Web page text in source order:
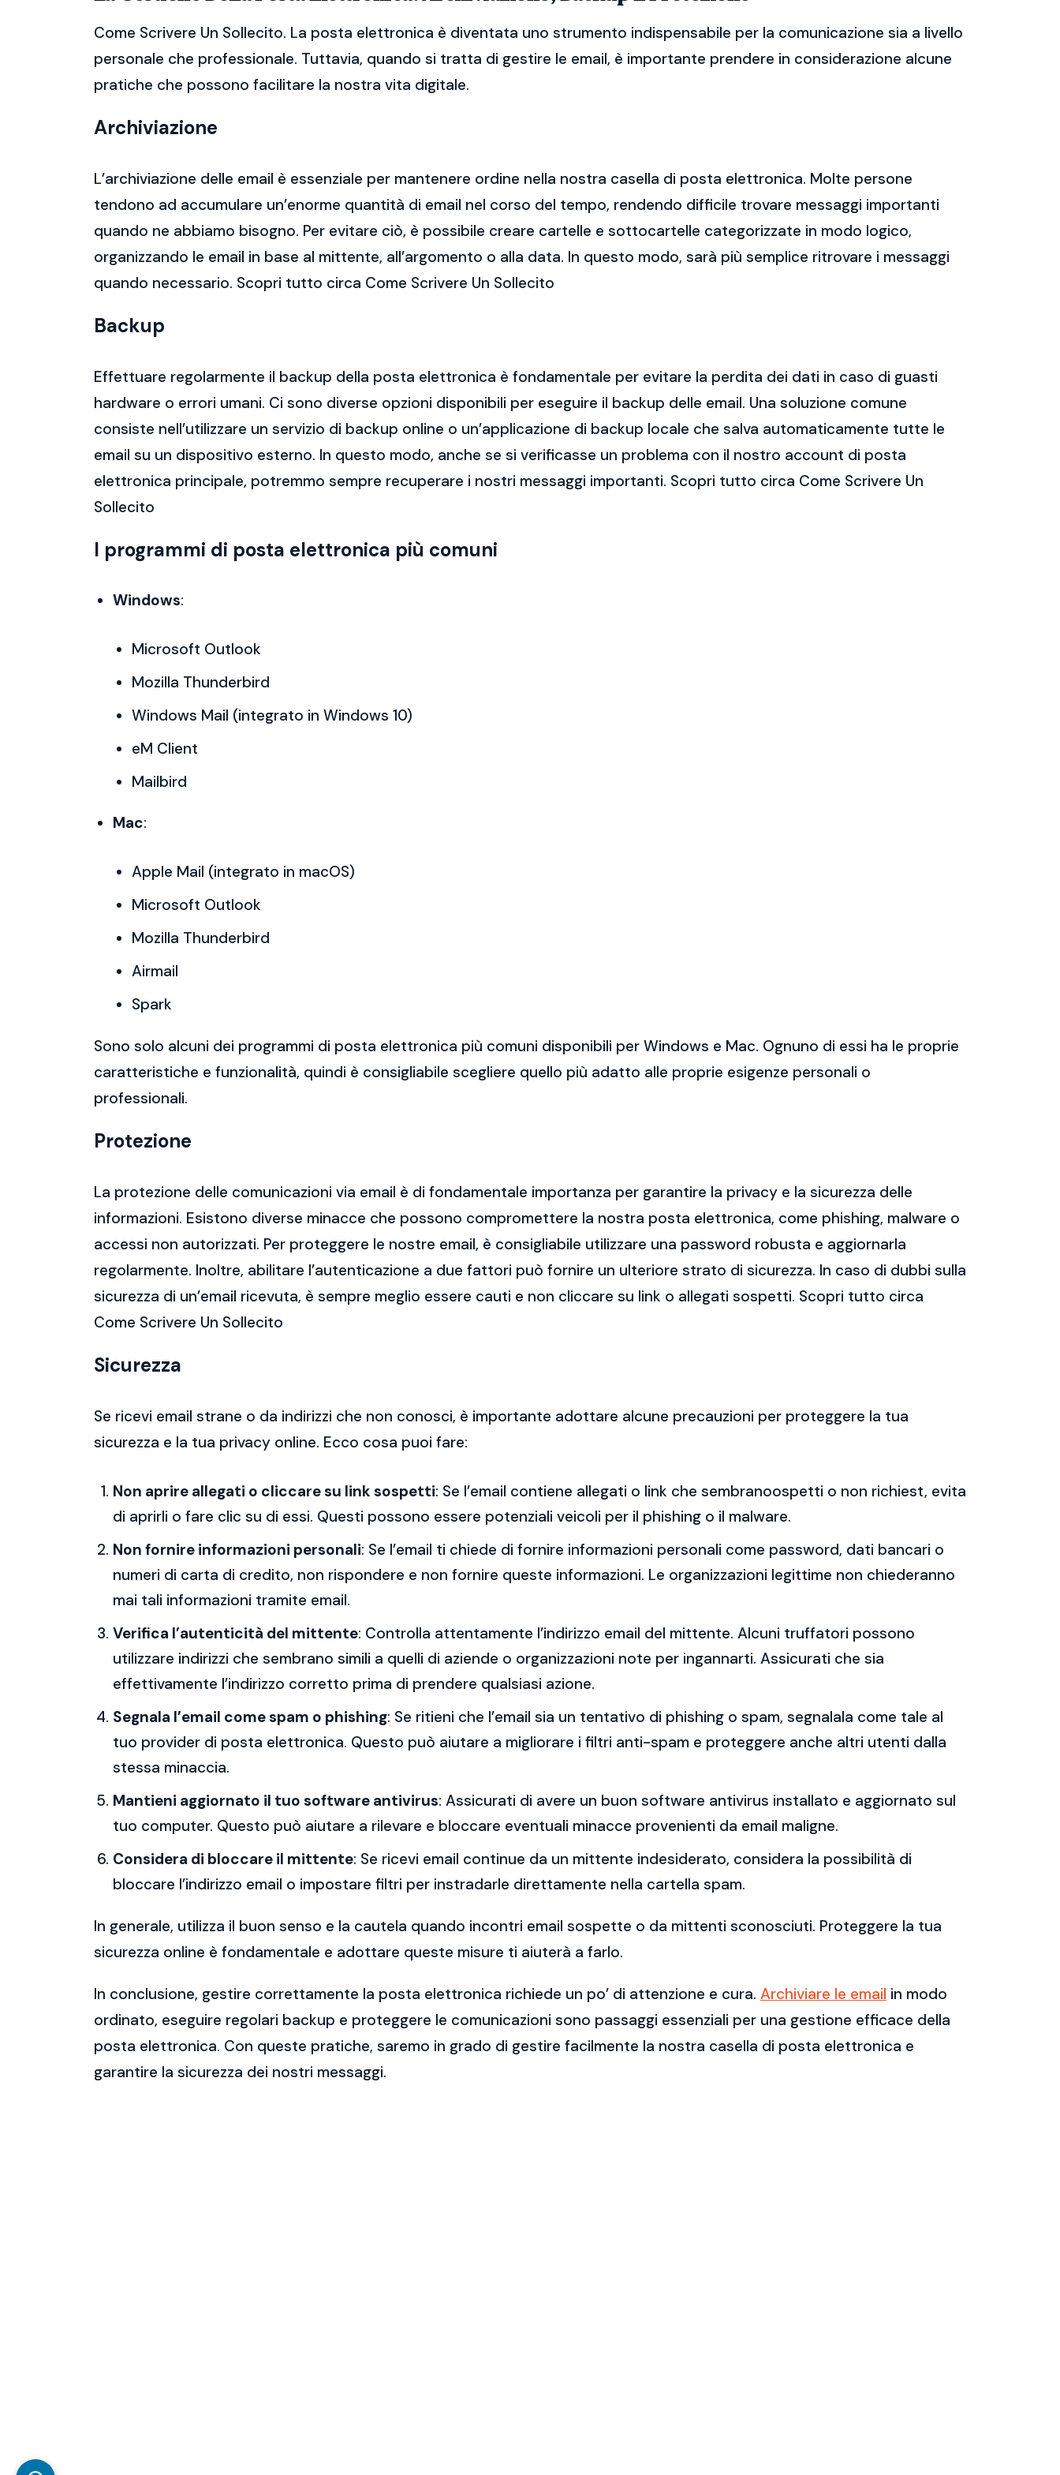
Come Scrivere Un Sollecito. La posta elettronica è diventata uno strumento indispensabile per la comunicazione sia a livello
personale che professionale. Tuttavia, quando si tratta di gestire le email, è importante prendere in considerazione alcune
pratiche che possono facilitare la nostra vita digitale.
Archiviazione
L’archiviazione delle email è essenziale per mantenere ordine nella nostra casella di posta elettronica. Molte persone
tendono ad accumulare un’enorme quantità di email nel corso del tempo, rendendo difficile trovare messaggi importanti
quando ne abbiamo bisogno. Per evitare ciò, è possibile creare cartelle e sottocartelle categorizzate in modo logico,
organizzando le email in base al mittente, all’argomento o alla data. In questo modo, sarà più semplice ritrovare i messaggi
quando necessario. Scopri tutto circa Come Scrivere Un Sollecito
Backup
Effettuare regolarmente il backup della posta elettronica è fondamentale per evitare la perdita dei dati in caso di guasti
hardware o errori umani. Ci sono diverse opzioni disponibili per eseguire il backup delle email. Una soluzione comune
consiste nell’utilizzare un servizio di backup online o un’applicazione di backup locale che salva automaticamente tutte le
email su un dispositivo esterno. In questo modo, anche se si verificasse un problema con il nostro account di posta
elettronica principale, potremmo sempre recuperare i nostri messaggi importanti. Scopri tutto circa Come Scrivere Un
Sollecito
I programmi di posta elettronica più comuni
Windows:
Microsoft Outlook
Mozilla Thunderbird
Windows Mail (integrato in Windows 10)
eM Client
Mailbird
Mac:
Apple Mail (integrato in macOS)
Microsoft Outlook
Mozilla Thunderbird
Airmail
Spark
Sono solo alcuni dei programmi di posta elettronica più comuni disponibili per Windows e Mac. Ognuno di essi ha le proprie
caratteristiche e funzionalità, quindi è consigliabile scegliere quello più adatto alle proprie esigenze personali o
professionali.
Protezione
La protezione delle comunicazioni via email è di fondamentale importanza per garantire la privacy e la sicurezza delle
informazioni. Esistono diverse minacce che possono compromettere la nostra posta elettronica, come phishing, malware o
accessi non autorizzati. Per proteggere le nostre email, è consigliabile utilizzare una password robusta e aggiornarla
regolarmente. Inoltre, abilitare l’autenticazione a due fattori può fornire un ulteriore strato di sicurezza. In caso di dubbi sulla
sicurezza di un’email ricevuta, è sempre meglio essere cauti e non cliccare su link o allegati sospetti. Scopri tutto circa
Come Scrivere Un Sollecito
Sicurezza
Se ricevi email strane o da indirizzi che non conosci, è importante adottare alcune precauzioni per proteggere la tua
sicurezza e la tua privacy online. Ecco cosa puoi fare:
Non aprire allegati o cliccare su link sospetti: Se l’email contiene allegati o link che sembranoospetti o non richiest, evita
di aprirli o fare clic su di essi. Questi possono essere potenziali veicoli per il phishing o il malware.
Non fornire informazioni personali: Se l’email ti chiede di fornire informazioni personali come password, dati bancari o
numeri di carta di credito, non rispondere e non fornire queste informazioni. Le organizzazioni legittime non chiederanno
mai tali informazioni tramite email.
Verifica l’autenticità del mittente: Controlla attentamente l’indirizzo email del mittente. Alcuni truffatori possono
utilizzare indirizzi che sembrano simili a quelli di aziende o organizzazioni note per ingannarti. Assicurati che sia
effettivamente l’indirizzo corretto prima di prendere qualsiasi azione.
Segnala l’email come spam o phishing: Se ritieni che l’email sia un tentativo di phishing o spam, segnalala come tale al
tuo provider di posta elettronica. Questo può aiutare a migliorare i filtri anti-spam e proteggere anche altri utenti dalla
stessa minaccia.
Mantieni aggiornato il tuo software antivirus: Assicurati di avere un buon software antivirus installato e aggiornato sul
tuo computer. Questo può aiutare a rilevare e bloccare eventuali minacce provenienti da email maligne.
Considera di bloccare il mittente: Se ricevi email continue da un mittente indesiderato, considera la possibilità di
bloccare l’indirizzo email o impostare filtri per instradarle direttamente nella cartella spam.
In generale, utilizza il buon senso e la cautela quando incontri email sospette o da mittenti sconosciuti. Proteggere la tua
sicurezza online è fondamentale e adottare queste misure ti aiuterà a farlo.
In conclusione, gestire correttamente la posta elettronica richiede un po’ di attenzione e cura. Archiviare le email in modo
ordinato, eseguire regolari backup e proteggere le comunicazioni sono passaggi essenziali per una gestione efficace della
posta elettronica. Con queste pratiche, saremo in grado di gestire facilmente la nostra casella di posta elettronica e
garantire la sicurezza dei nostri messaggi.